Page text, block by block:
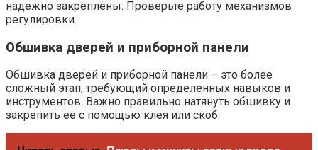
надежно закреплены. Проверьте работу механизмов
регулировки.
Обшивка дверей и приборной панели
Обшивка дверей и приборной панели – это более
сложный этап, требующий определенных навыков и
инструментов. Важно правильно натянуть обшивку и
закрепить ее с помощью клея или скоб.